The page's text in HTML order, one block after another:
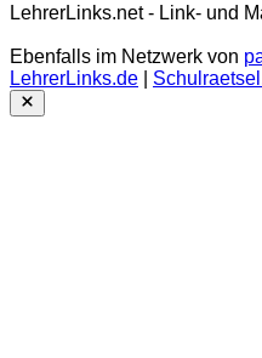
LehrerLinks.net - Link- und
Ebenfalls im Netzwerk von
LehrerLinks.de
Close